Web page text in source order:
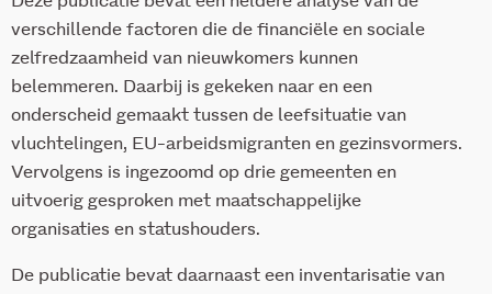
verschillende factoren die de financiële en sociale
zelfredzaamheid van nieuwkomers kunnen
belemmeren. Daarbij is gekeken naar en een
onderscheid gemaakt tussen de leefsituatie van
vluchtelingen, EU-arbeidsmigranten en gezinsvormers.
Vervolgens is ingezoomd op drie gemeenten en
uitvoerig gesproken met maatschappelijke
organisaties en statushouders.
De publicatie bevat daarnaast een inventarisatie van